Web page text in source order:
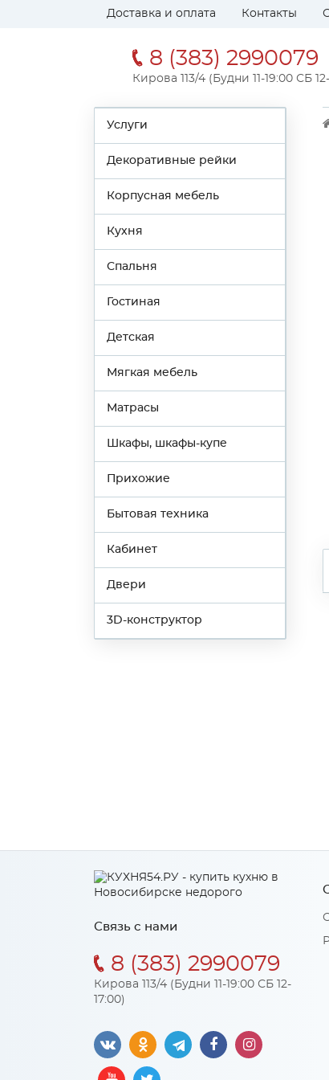
Доставка и оплата Контакты
8 (383) 2990079
Кирова 113/4 (Будни 11-19:00 СБ
Услуги
Декоративные рейки
Корпусная мебель
Кухня
Спальня
Гостиная
Детская
Мягкая мебель
Матрасы
Шкафы, шкафы-купе
Прихожие
Бытовая техника
Кабинет
Двери
3D-конструктор
Связь с нами
8 (383) 2990079
Кирова 113/4 (Будни 11-19:00 СБ 12-
17:00)